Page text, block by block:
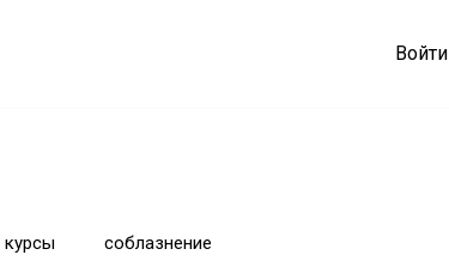
Войти
курсы соблазнение